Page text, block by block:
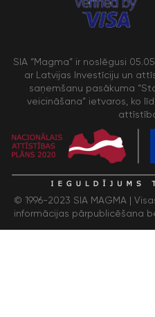
SIA “Magma” ir noslēgusi
ar Latvijas Investīciju un
saņemšanu pasākuma
veicināšana” ietvaros, ko
© 1996-2023 SIA MAGMA |
informācijas pārpublicēšana